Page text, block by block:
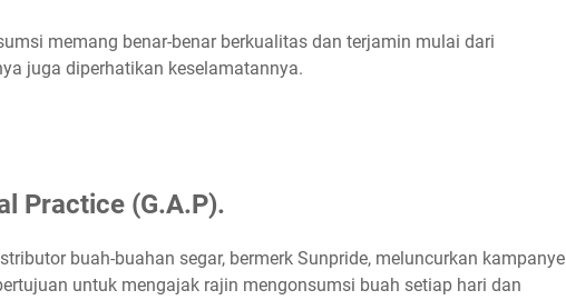
memang benar-benar berkualitas dan terjamin mulai dari
juga diperhatikan keselamatannya.
Practice (G.A.P).
buah-buahan segar, bermerk Sunpride, meluncurkan kampanye
untuk mengajak rajin mengonsumsi buah setiap hari dan